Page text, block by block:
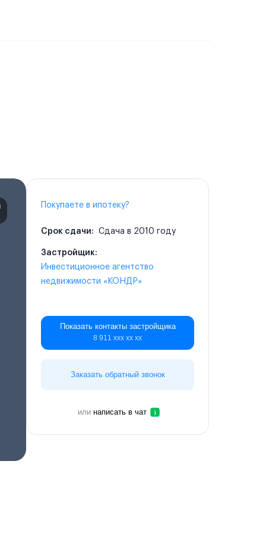
Покупаете в ипотеку?
Срок сдачи: Сдача в 2010 году
Застройщик:
Инвестиционное агентство
недвижимости «КОНДР»
Показать контакты застройщика
8 911 ххх хх хх
Заказать обратный звонок
или написать в чат